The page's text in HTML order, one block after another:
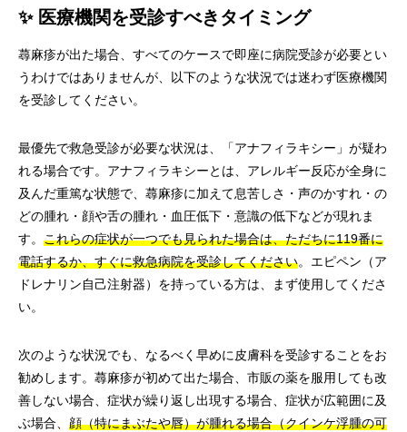
✨ 医療機関を受診すべきタイミング
蕁麻疹が出た場合、すべてのケースで即座に病院受診が必要とい
うわけではありませんが、以下のような状況では迷わず医療機関
を受診してください。
最優先で救急受診が必要な状況は、「アナフィラキシー」が疑わ
れる場合です。アナフィラキシーとは、アレルギー反応が全身に
及んだ重篤な状態で、蕁麻疹に加えて息苦しさ・声のかすれ・の
どの腫れ・顔や舌の腫れ・血圧低下・意識の低下などが現れま
す。 これらの症状が一つでも見られた場合は、ただちに119番に
電話するか、すぐに救急病院を受診してください。エピペン（ア
ドレナリン自己注射器）を持っている方は、まず使用してくださ
い。
次のような状況でも、なるべく早めに皮膚科を受診することをお
勧めします。蕁麻疹が初めて出た場合、市販の薬を服用しても改
善しない場合、症状が繰り返し出現する場合、症状が広範囲に及
ぶ場合、 顔（特にまぶたや唇）が腫れる場合（クインケ浮腫の可